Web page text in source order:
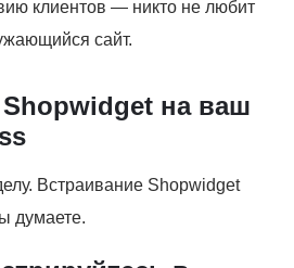
клиентов — никто не любит
сайт.
Shopwidget на ваш
Встраивание Shopwidget
думаете.